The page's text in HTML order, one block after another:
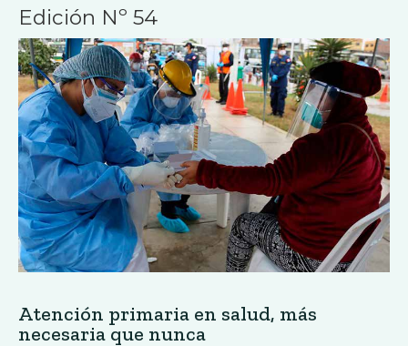
Edición Nº 54
Atención primaria en salud, más
necesaria que nunca